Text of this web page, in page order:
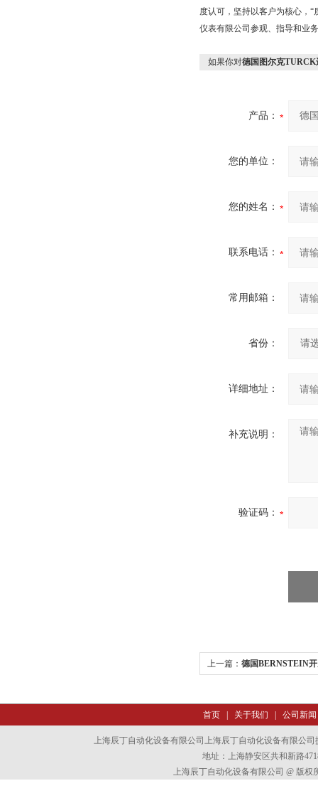
度认可，坚持以客户为核心，
仪表有限公司参观、指导和业
如果你对德国图尔克TURCK
产品：
您的单位：
您的姓名：
联系电话：
常用邮箱：
省份：
详细地址：
补充说明：
验证码：
上一篇： 德国BERNSTEIN
首页| 关于我们 公司新闻
上海辰丁自动化设备有限公司上海辰丁自动化设备有限公司
地址：上海静安区共和新路
上海辰丁自动化设备有限公司 @ 版权